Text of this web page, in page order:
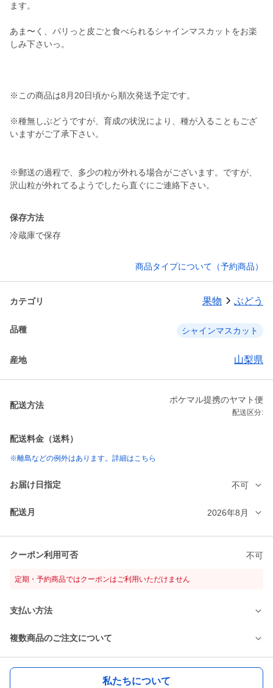
ます。
あま〜く、パリっと皮ごと食べられるシャインマスカットをお楽
しみ下さいっ。
※この商品は8月20日頃から順次発送予定です。
※種無しぶどうですが、育成の状況により、種が入ることもござ
いますがご了承下さい。
※郵送の過程で、多少の粒が外れる場合がございます。ですが、
沢山粒が外れてるようでしたら直ぐにご連絡下さい。
保存方法
冷蔵庫で保存
商品タイプについて（予約商品）
カテゴリ 果物 ぶどう
品種 シャインマスカット
産地 山梨県
配送方法
ポケマル提携のヤマト便
配送区分:
配送料金（送料）
※離島などの例外はあります。詳細はこちら
お届け日指定 不可
配送月 2026年8月
クーポン利用可否 不可
定期・予約商品ではクーポンはご利用いただけません
支払い方法
複数商品のご注文について
私たちについて